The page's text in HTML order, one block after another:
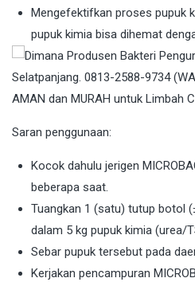
Mengefektifkan proses pupuk
pupuk kimia bisa dihemat
Saran penggunaan:
Kocok dahulu jerigen
beberapa saat.
Tuangkan 1 (satu) tutup botol
dalam 5 kg pupuk kimia (urea/
Sebar pupuk tersebut pada
Kerjakan pencampuran